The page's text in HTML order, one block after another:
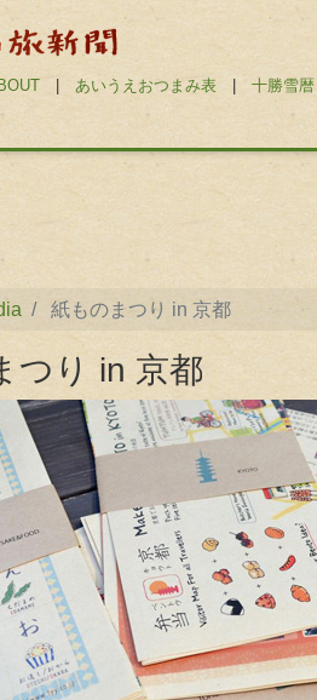
あいうえおつまみ表 十勝雪暦
紙ものまつり in 京都
つり in 京都